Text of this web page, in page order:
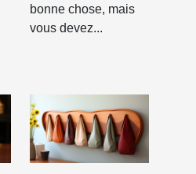
bonne chose, mais
vous devez...